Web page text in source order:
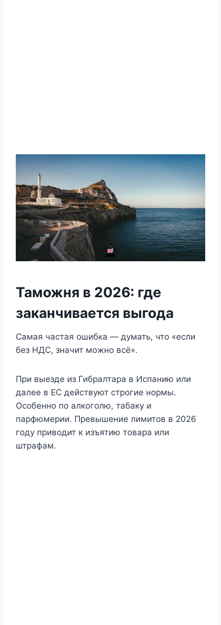
Таможня в 2026: где
заканчивается выгода
Самая частая ошибка — думать, что «если
без НДС, значит можно всё».
При выезде из Гибралтара в Испанию или
далее в ЕС действуют строгие нормы.
Особенно по алкоголю, табаку и
парфюмерии. Превышение лимитов в 2026
году приводит к изъятию товара или
штрафам.